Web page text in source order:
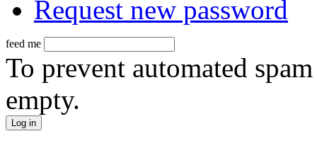
Request new password
feed me
To prevent automated
empty.